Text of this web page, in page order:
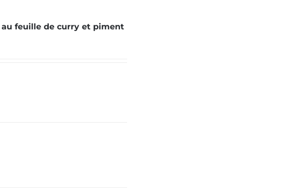
au feuille de curry et piment